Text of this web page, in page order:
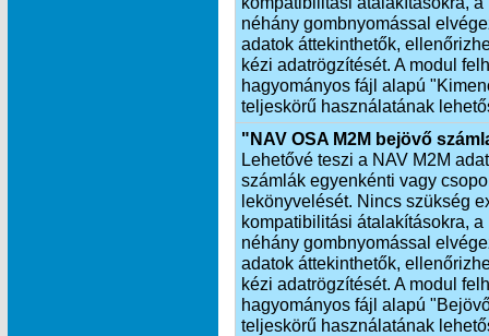
néhány gombnyomással
adatok áttekinthetők,
kézi adatrögzítését. A modul
hagyományos fájl alapú
teljeskörű használatának
"NAV OSA M2M bejövő
Lehetővé teszi a NAV M2M
számlák egyenkénti vagy
lekönyvelését. Nincs szükség
kompatibilitási átalakításokra,
néhány gombnyomással
adatok áttekinthetők,
kézi adatrögzítését. A modul
hagyományos fájl alapú
teljeskörű használatának